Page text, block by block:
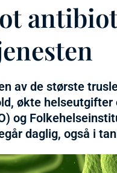
av de største
økte
og
daglig, også i